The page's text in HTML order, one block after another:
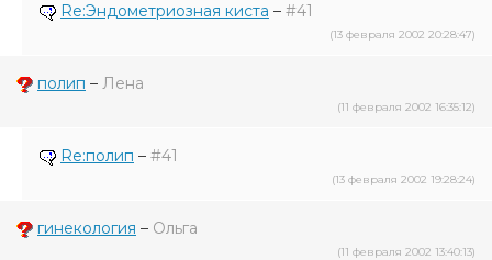
Re:Эндометриозная киста – #41
(13 февраля 2002 20:28:47)
полип – Лена
(11 февраля 2002 16:35:12)
Re:полип – #41
(13 февраля 2002 19:28:24)
гинекология – Ольга
(11 февраля 2002 13:40:13)